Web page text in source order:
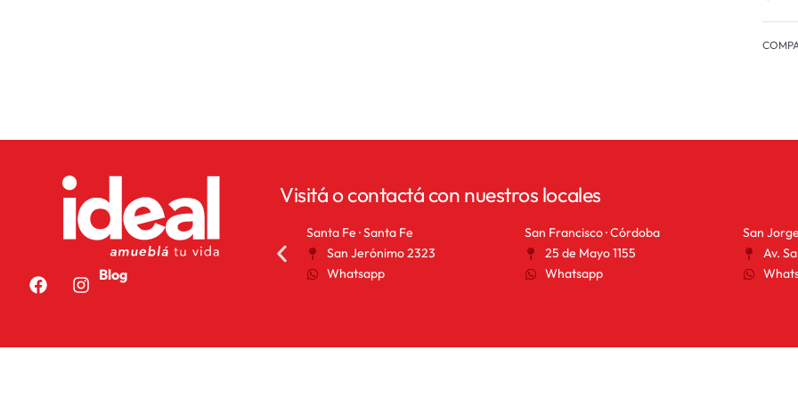
Blog
Visitá o contactá con nuestros locales
Rafaela · Santa Fe
Bv. Lehmann 530
Whatsapp
Santa Fe · Santa Fe
San Jerónimo 2323
Whatsapp
San Francisco · Córdoba
25 de Mayo 1155
Whatsapp
San
Av.